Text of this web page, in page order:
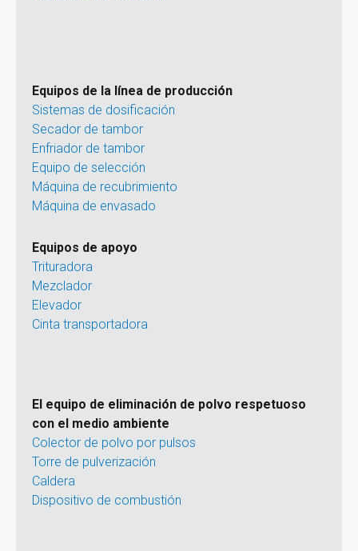
Equipos de la línea de producción
Sistemas de dosificación
Secador de tambor
Enfriador de tambor
Equipo de selección
Máquina de recubrimiento
Máquina de envasado
Equipos de apoyo
Trituradora
Mezclador
Elevador
Cinta transportadora
El equipo de eliminación de polvo respetuoso
con el medio ambiente
Colector de polvo por pulsos
Torre de pulverización
Caldera
Dispositivo de combustión